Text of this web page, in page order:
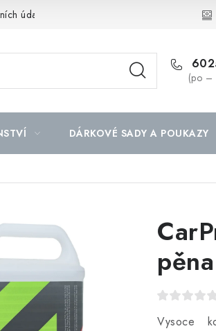
údajů
(po –
DÁRKOVÉ SADY A POUKAZY
pěna
Vysoce